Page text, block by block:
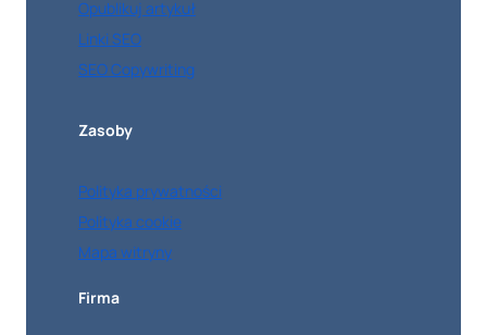
Opublikuj artykuł
Linki SEO
SEO Copywriting
Zasoby
Polityka prywatności
Polityka cookie
Mapa witryny
Firma